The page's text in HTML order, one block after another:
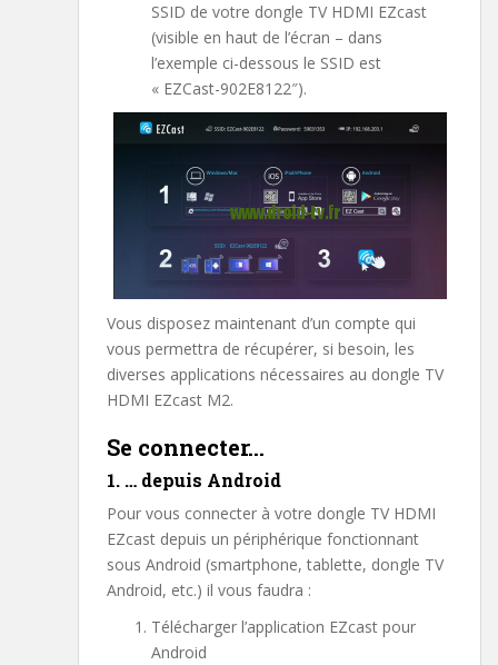
SSID de votre dongle TV HDMI EZcast
(visible en haut de l’écran – dans
l’exemple ci-dessous le SSID est
« EZCast-902E8122″).
Vous disposez maintenant d’un compte qui
vous permettra de récupérer, si besoin, les
diverses applications nécessaires au dongle TV
HDMI EZcast M2.
Se connecter…
1. … depuis Android
Pour vous connecter à votre dongle TV HDMI
EZcast depuis un périphérique fonctionnant
sous Android (smartphone, tablette, dongle TV
Android, etc.) il vous faudra :
Télécharger l’application EZcast pour
Android